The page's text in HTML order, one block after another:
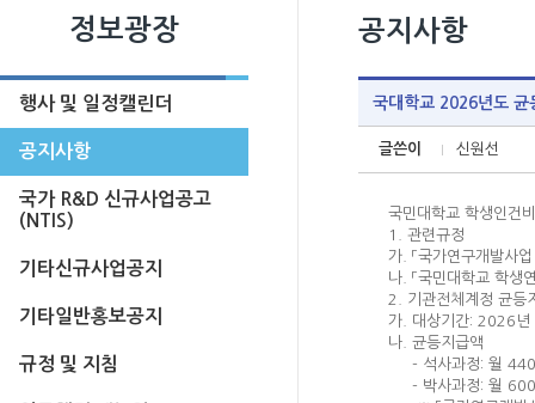
정보광장
행사 및 일정캘린더
공지사항
국가 R&D 신규사업공고
(NTIS)
기타신규사업공지
기타일반홍보공지
규정 및 지침
공지사항
국대학교 2026년도
글쓴이 신원선
국민대학교 학생인건
1. 관련규정
가. 「국가연구개발사
나. 「국민대학교 학생
2. 기관전체계정 균등
가. 대상기간: 2026
나. 균등지급액
- 석사과정: 월
- 박사과정: 월